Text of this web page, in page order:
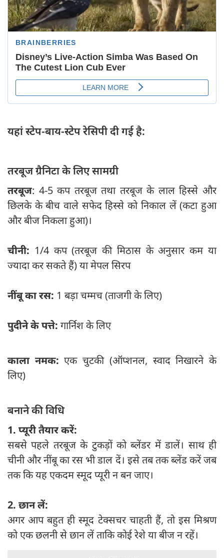
यहां स्टेप-बाय-स्टेप रेसिपी दी गई है:
तरबूज ग्रैनिटा के लिए सामग्री
तरबूज: 4-5 कप तरबूज तथा तरबूज के लाल हिस्से और
छिलके के बीच वाले सफेद हिस्से को निकाल लें (कटा हुआ
और बीज निकला हुआ)।
चीनी: 1/4 कप (तरबूज की मिठास के अनुसार कम या
ज्यादा कर सकते हैं) या मेपल सिरप
नींबू का रस: 1 बड़ा चम्मच (ताजगी के लिए)
पुदीने के पत्ते: गार्निश के लिए
काला नमक:एक चुटकी (ऑप्शनल, स्वाद निखारने के
लिए)
बनाने की विधि
1. प्यूरी तैयार करें:
सबसे पहले तरबूज के टुकड़ों को ब्लेंडर में डालें। साथ ही
चीनी और नींबू का रस भी डाल दें। इसे तब तक ब्लेंड करें जब
तक कि यह एकदम स्मूद प्यूरी न बन जाए।
2. छान लें:
अगर आप बहुत ही स्मूद टेक्सचर चाहती हैं, तो इस मिश्रण
को एक छलनी से छान लें ताकि कोई रेशे या बीज न रहें।